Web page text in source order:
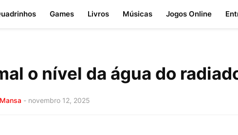
Games Livros Músicas Jogos Online
o nível da água do
- novembro 12, 2025